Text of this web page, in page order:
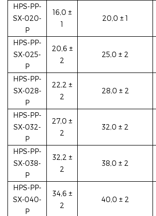
HPS-PP-
SX-020-
P
16,0 ±
1
20,0 ± 1
HPS-PP-
SX-025-
P
20,6 ±
2
25,0 ± 2
HPS-PP-
SX-028-
P
22,2 ±
2
28,0 ± 2
HPS-PP-
SX-032-
P
27,0 ±
2
32,0 ± 2
HPS-PP-
SX-038-
P
32,2 ±
2
38,0 ± 2
HPS-PP-
SX-040-
P
34,6 ±
2
40,0 ± 2